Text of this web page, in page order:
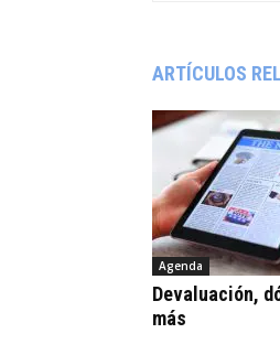
ARTÍCULOS
Agenda
Devaluación,
más